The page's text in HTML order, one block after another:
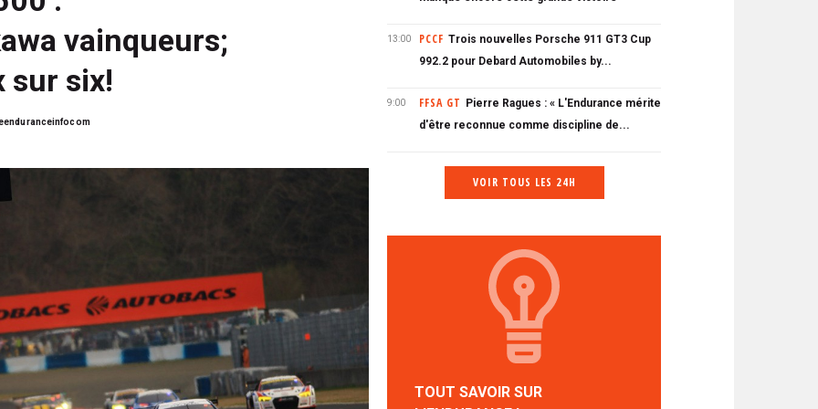
vainqueurs;
sur six!
13:00 PCCF Trois nouvelles Porsche 911 GT3 Cup
992.2 pour Debard Automobiles by...
9:00 FFSA GT Pierre Ragues : « L'Endurance mérite
d'être reconnue comme discipline de...
VOIR TOUS LES 24H
TOUT SAVOIR SUR